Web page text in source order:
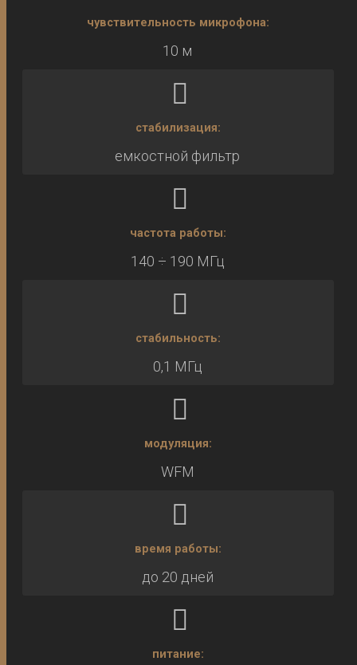
чувствительность микрофона:
10 м
стабилизация:
емкостной фильтр
частота работы:
140 ÷ 190 МГц
стабильность:
0,1 МГц
модуляция:
WFM
время работы:
до 20 дней
питание: